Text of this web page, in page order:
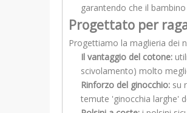
garantendo che il
Progettato per
Progettiamo la maglieria dei
Il vantaggio del cotone:
scivolamento) molto
Rinforzo del ginocchio: su
temute 'ginocchia larghe'